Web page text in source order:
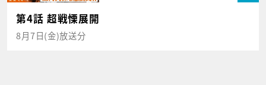
第4話 超戦慄展開
8月7日(金)放送分